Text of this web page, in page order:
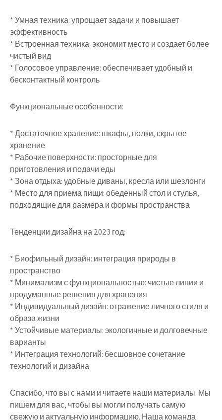
* Умная техника: упрощает задачи и повышает
эффективность
* Встроенная техника: экономит место и создает более
чистый вид
* Голосовое управление: обеспечивает удобный и
бесконтактный контроль
Функциональные особенности:
* Достаточное хранение: шкафы, полки, скрытое
хранение
* Рабочие поверхности: просторные для
приготовления и подачи еды
* Зона отдыха: удобные диваны, кресла или шезлонги
* Место для приема пищи: обеденный стол и стулья,
подходящие для размера и формы пространства
Тенденции дизайна на 2023 год:
* Биофильный дизайн: интеграция природы в
пространство
* Минимализм с функциональностью: чистые линии и
продуманные решения для хранения
* Индивидуальный дизайн: отражение личного стиля и
образа жизни
* Устойчивые материалы: экологичные и долговечные
варианты
* Интеграция технологий: бесшовное сочетание
технологий и дизайна
Спасибо, что вы с нами и читаете наши материалы. Мы
пишем для вас, чтобы вы могли получать самую
свежую и актуальную информацию. Наша команда